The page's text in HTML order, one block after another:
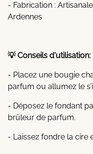
- Fabrication :
Ardennes
💡 Conseils d'utilisation:
- Placez une bougie
parfum ou allumez le
- Déposez le fondant
brûleur de parfum.
- Laissez fondre la cire